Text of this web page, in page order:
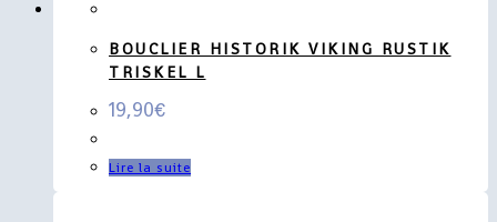
BOUCLIER HISTORIK VIKING RUSTIK
TRISKEL L
19,90€
Lire la suite